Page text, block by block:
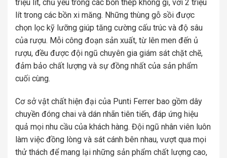
triệu lít, chủ yếu trong các bồn thép không gỉ, với 2 triệu
lít trong các bồn xi măng. Những thùng gỗ sồi được
chọn lọc kỹ lưỡng giúp tăng cường cấu trúc và độ sâu
của rượu. Mỗi công đoạn sản xuất, từ lên men đến ủ
rượu, đều được đội ngũ chuyên gia giám sát chặt chẽ,
đảm bảo chất lượng và sự đồng nhất của sản phẩm
cuối cùng.
Cơ sở vật chất hiện đại của Punti Ferrer bao gồm dây
chuyền đóng chai và dán nhãn tiên tiến, đáp ứng hiệu
quả mọi nhu cầu của khách hàng. Đội ngũ nhân viên luôn
làm việc đồng lòng và sát cánh bên nhau, vượt qua mọi
thử thách để mang lại những sản phẩm chất lượng cao,